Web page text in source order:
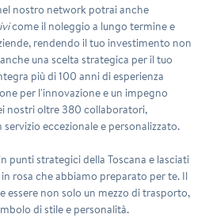
nostro network potrai anche
come il noleggio a lungo termine e
rendendo il tuo investimento non
una scelta strategica per il tuo
più di 100 anni di esperienza
per l'innovazione e un impegno
nostri oltre 380 collaboratori,
eccezionale e personalizzato.
punti strategici della Toscana e lasciati
rosa che abbiamo preparato per te. Il
non solo un mezzo di trasporto,
di stile e personalità.